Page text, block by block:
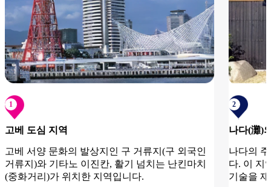
1
고베 도심 지역
고베 서양 문화의 발상지인 구 거류지(구 외국인
거류지)와 기타노 이진칸, 활기 넘치는 난킨마치
(중화거리)가 위치한 지역입니다.
2
나다(灘)
나다의
다. 이 지
기술을